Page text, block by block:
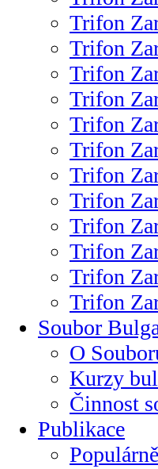
Trifon
Trifon
Trifon
Trifon
Trifon
Trifon
Trifon
Trifon
Trifon
Trifon
Trifon
Trifon
Soubor
O
Kurzy
Činnost
Publikace